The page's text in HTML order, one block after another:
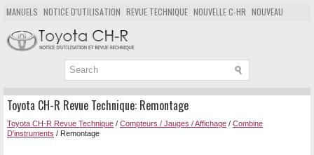
MANUELS NOTICE D'UTILISATION REVUE TECHNIQUE NOUVELLE C-HR NOUVEAU
POPULAIRE
PLAN DU SITE CHERCHER
Toyota CH-R Revue Technique: Remontage
Toyota CH-R Revue Technique / Compteurs / Jauges / Affichage / Combine
D'instruments / Remontage